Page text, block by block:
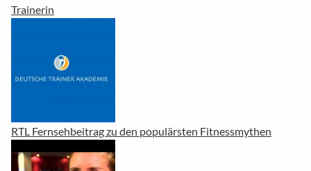
Trainerin
RTL Fernsehbeitrag zu den populärsten Fitnessmythen